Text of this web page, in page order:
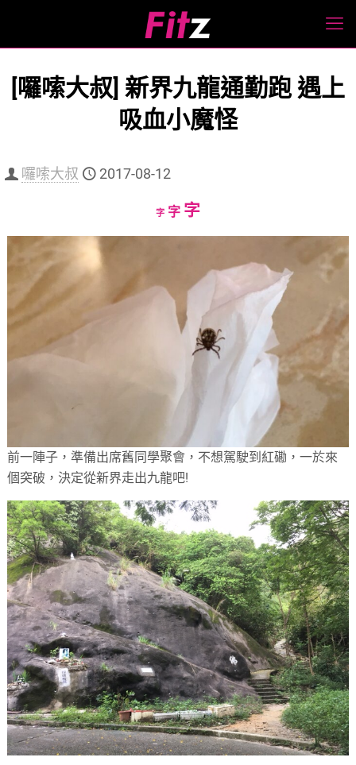
[囉嗦大叔] 新界九龍通勤跑 遇上
吸血小魔怪
囉嗦大叔 2017-08-12
字Decrease
字Reset
字Increase
前一陣子，準備出席舊同學聚會，不想駕駛到紅磡，一於來
個突破，決定從新界走出九龍吧!